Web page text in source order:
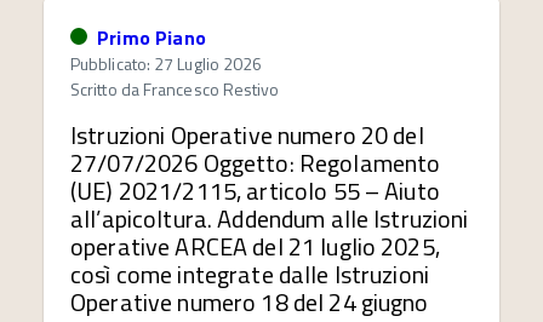
Primo Piano
Pubblicato: 27 Luglio 2026
Scritto daFrancesco Restivo
Istruzioni Operative numero 20 del
27/07/2026 Oggetto: Regolamento
(UE) 2021/2115, articolo 55 – Aiuto
all’apicoltura. Addendum alle Istruzioni
operative ARCEA del 21 luglio 2025,
così come integrate dalle Istruzioni
Operative numero 18 del 24 giugno